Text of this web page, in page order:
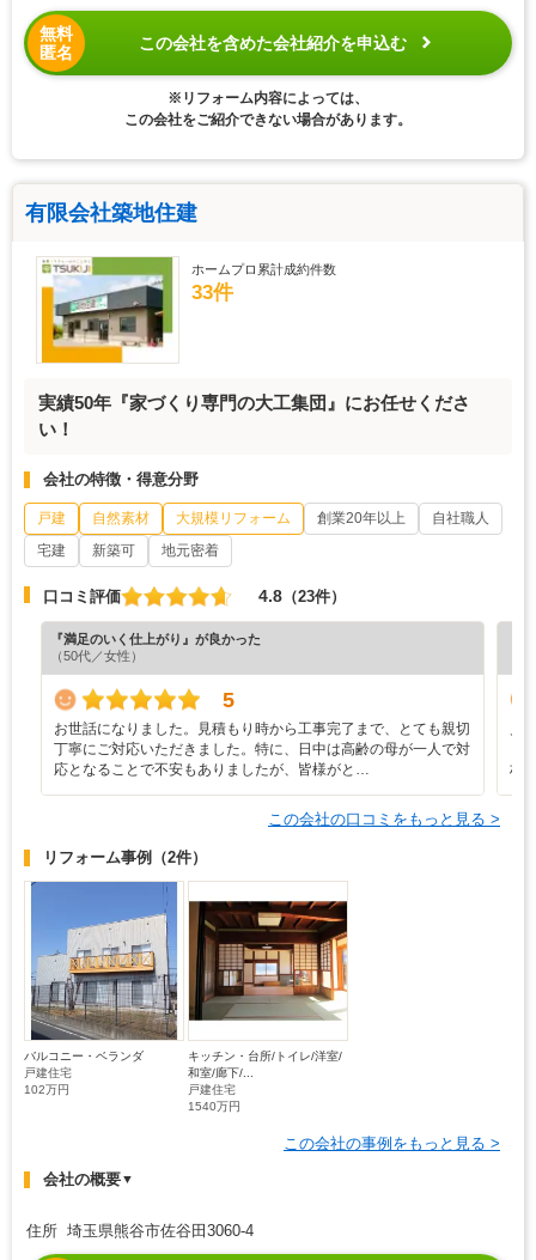
無料
匿名
この会社を含めた会社紹介を申込む
※リフォーム内容によっては、
この会社をご紹介できない場合があります。
有限会社築地住建
ホームプロ累計成約件数
33件
実績50年『家づくり専門の大工集団』にお任せくださ
い！
会社の特徴・得意分野
戸建 自然素材 大規模リフォーム 創業20年以上
自社職人
宅建
新築可 地元密着
口コミ評価 4.8 （23件）
『満足のいく仕上がり』が良かった
（50代／女性）
5
お世話になりました。見積もり時から工事完了まで、とても親切
丁寧にご対応いただきました。特に、日中は高齢の母が一人で対
応となることで不安もありましたが、皆様がと…
材
この会社の口コミをもっと見る >
リフォーム事例 （2件）
バルコニー・ベランダ
戸建住宅
102万円
キッチン・台所/トイレ/洋室/
和室/廊下/...
戸建住宅
1540万円
この会社の事例をもっと見る >
会社の概要▼
住所 埼玉県熊谷市佐谷田3060-4